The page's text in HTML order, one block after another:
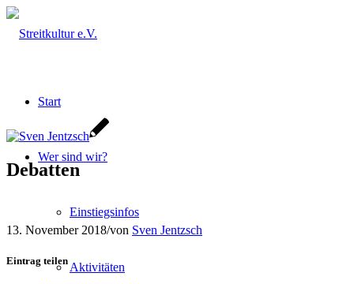
Start
Wer sind wir?
Einstiegsinfos
Aktivitäten
Debatten
13. November 2018/von Sven Jentzsch
Eintrag teilen